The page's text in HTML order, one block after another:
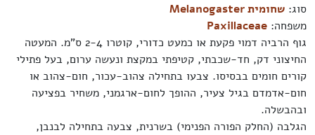
סוג:שחומית Melanogaster
משפחה:Paxillaceae
גוף הרביה דמוי פקעת או כמעט כדורי, קוטרו 2-4 ס"מ. המעטה
החיצוני דק, חד-שכבתי, קטיפתי במקצת ונעשה ערום, בעל פתילי
קורים חומים בבסיסו. צבעו בתחילה צהוב-עכור, חום-צהוב או
חום-אדמדם בגיל צעיר, ההופך לחום-ארגמני, משחיר בפציעה
ובהבשלה.
הגלבה (החלק הפורה הפנימי) בשרנית, צבעה בתחילה לבנבן,